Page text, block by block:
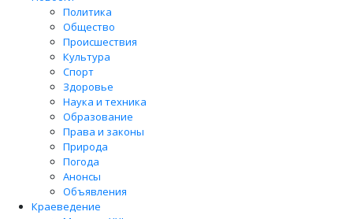
Политика
Общество
Происшествия
Культура
Спорт
Здоровье
Наука и техника
Образование
Права и законы
Природа
Погода
Анонсы
Объявления
Краеведение